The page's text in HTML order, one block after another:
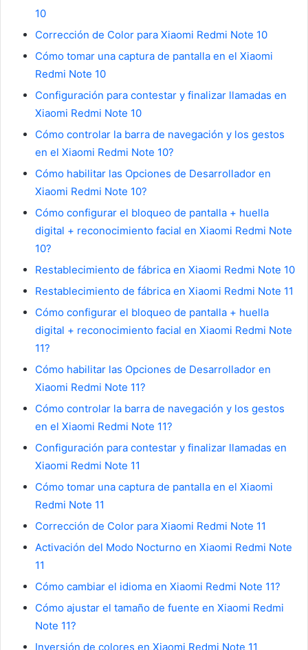
10
Corrección de Color para Xiaomi Redmi Note 10
Cómo tomar una captura de pantalla en el Xiaomi
Redmi Note 10
Configuración para contestar y finalizar llamadas en
Xiaomi Redmi Note 10
Cómo controlar la barra de navegación y los gestos
en el Xiaomi Redmi Note 10?
Cómo habilitar las Opciones de Desarrollador en
Xiaomi Redmi Note 10?
Cómo configurar el bloqueo de pantalla + huella
digital + reconocimiento facial en Xiaomi Redmi Note
10?
Restablecimiento de fábrica en Xiaomi Redmi Note 10
Restablecimiento de fábrica en Xiaomi Redmi Note 11
Cómo configurar el bloqueo de pantalla + huella
digital + reconocimiento facial en Xiaomi Redmi Note
11?
Cómo habilitar las Opciones de Desarrollador en
Xiaomi Redmi Note 11?
Cómo controlar la barra de navegación y los gestos
en el Xiaomi Redmi Note 11?
Configuración para contestar y finalizar llamadas en
Xiaomi Redmi Note 11
Cómo tomar una captura de pantalla en el Xiaomi
Redmi Note 11
Corrección de Color para Xiaomi Redmi Note 11
Activación del Modo Nocturno en Xiaomi Redmi Note
11
Cómo cambiar el idioma en Xiaomi Redmi Note 11?
Cómo ajustar el tamaño de fuente en Xiaomi Redmi
Note 11?
Inversión de colores en Xiaomi Redmi Note 11